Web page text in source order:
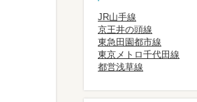
JR山手線
京王井の頭線
東急田園都市線
東京メトロ千代田線
都営浅草線